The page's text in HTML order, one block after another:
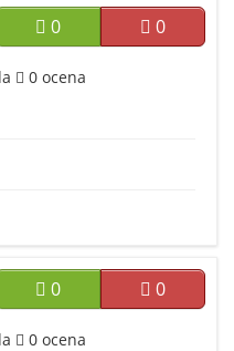
0 0
0 ocena
0 0
0 ocena